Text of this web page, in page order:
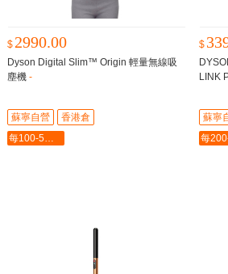
$ 2990.00
Dyson Digital Slim™ Origin 輕量無線吸
塵機 -
蘇寧自營
香港倉
每100-5最多-2000
$
LINK
蘇寧